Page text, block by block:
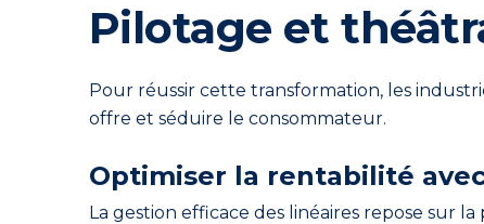
Pilotage et
Pour réussir cette transformation, les
offre et séduire le consommateur.
Optimiser la rentabilité
La gestion efficace des linéaires repose sur